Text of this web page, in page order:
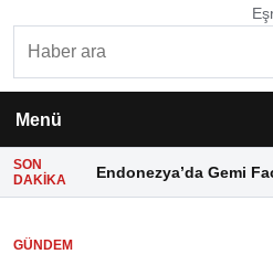
Menü
SON
DAKIKA
Endonezya’da Gemi
GÜNDEM